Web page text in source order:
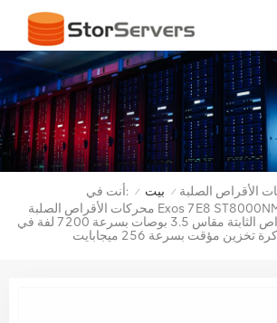
أنت في: / بيت / الأقراص الصلبة
محركات الأقراص الصلبة Exos 7E8 ST8000NM001A SAS سعة 8
تيرابايت ومحرك الأقراص الثابتة مقاس 3.5 بوصات بسرعة 7200 لفة في
تخزين مؤقت بسرعة 256 ميجابايت